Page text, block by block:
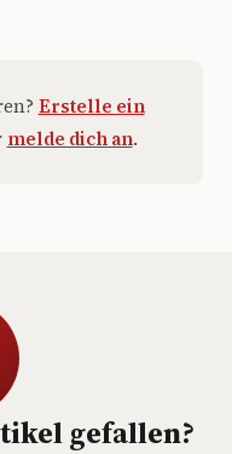
Erstelle ein
melde dich an.
gefallen?